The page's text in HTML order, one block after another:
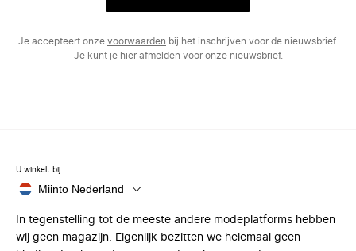
Je accepteert onze voorwaarden bij het inschrijven voor de nieuwsbrief.
Je kunt je hierafmelden voor onze nieuwsbrief.
U winkelt bij
Miinto Nederland
In tegenstelling tot de meeste andere modeplatforms hebben
wij geen magazijn. Eigenlijk bezitten we helemaal geen